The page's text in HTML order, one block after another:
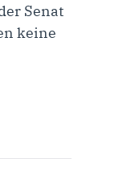
Senat
keine